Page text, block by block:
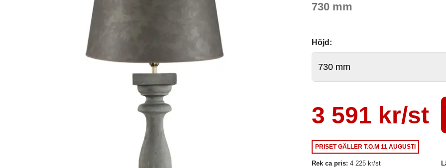
730 mm
Höjd:
3 591 kr/st
PRISET GÄLLERT.O.M 11 AUGUSTI
Rek ca pris:4 225 kr/st